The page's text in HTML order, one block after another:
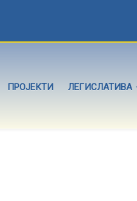
ПРОЈЕКТИ ЛЕГИСЛАТИВА